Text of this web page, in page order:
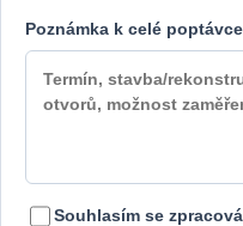
Poznámka k celé poptávce
Souhlasím se